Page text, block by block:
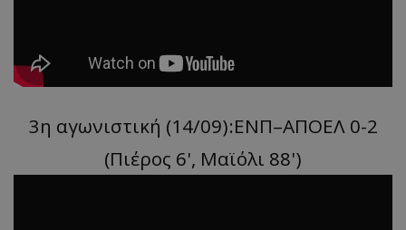
3η αγωνιστική (14/09):ΕΝΠ–ΑΠΟΕΛ 0-2
(Πιέρος 6', Μαϊόλι 88')